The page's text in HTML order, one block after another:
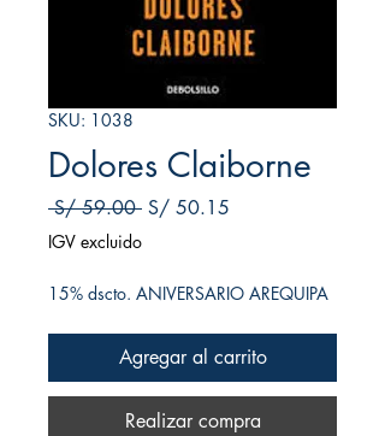
SKU: 1038
Dolores Claiborne
S/ 59.00 Precio
S/ 50.15
IGV excluido
15% dscto. ANIVERSARIO AREQUIPA
Agregar al carrito
Realizar compra